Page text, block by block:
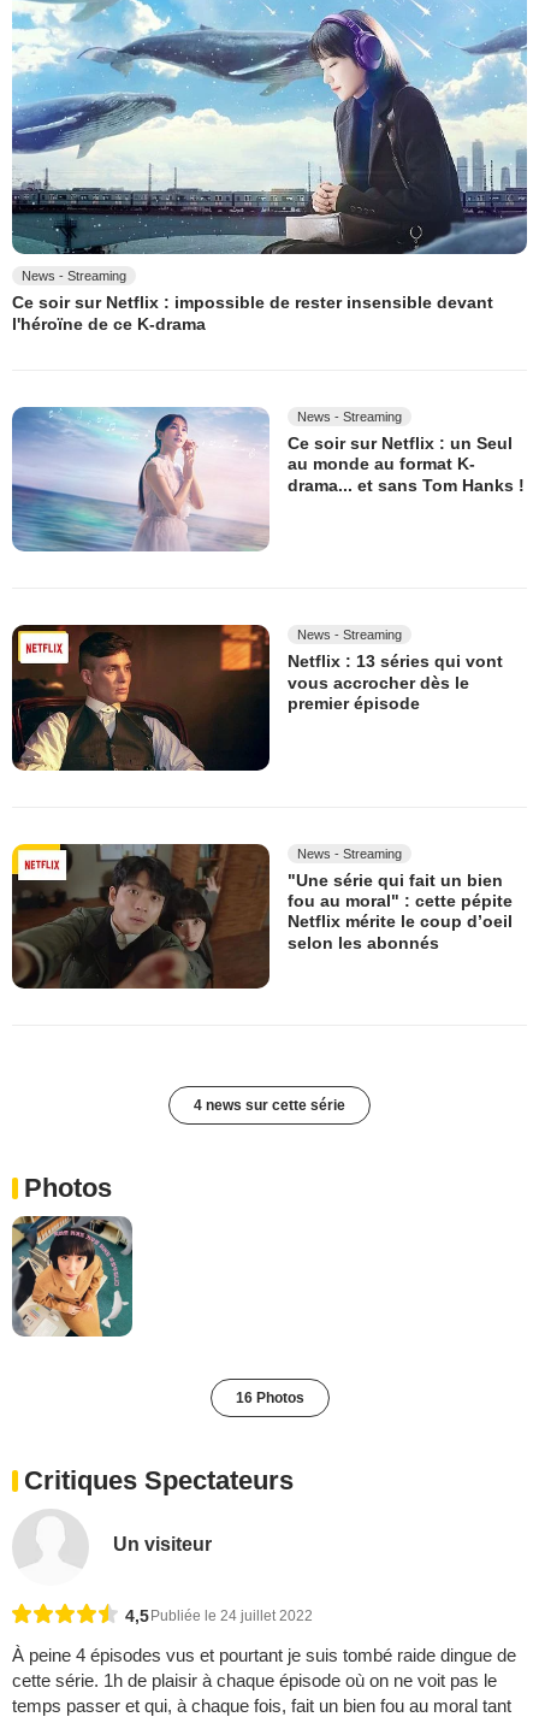
News - Streaming
Ce soir sur Netflix : impossible de rester insensible devant
l'héroïne de ce K-drama
News - Streaming
Ce soir sur Netflix : un Seul
au monde au format K-
drama... et sans Tom Hanks !
News - Streaming
Netflix : 13 séries qui vont
vous accrocher dès le
premier épisode
News - Streaming
"Une série qui fait un bien
fou au moral" : cette pépite
Netflix mérite le coup d’oeil
selon les abonnés
4 news sur cette série
Photos
16 Photos
Critiques Spectateurs
Un visiteur
4,5Publiée le 24 juillet 2022
À peine 4 épisodes vus et pourtant je suis tombé raide dingue de
cette série. 1h de plaisir à chaque épisode où on ne voit pas le
temps passer et qui, à chaque fois, fait un bien fou au moral tant